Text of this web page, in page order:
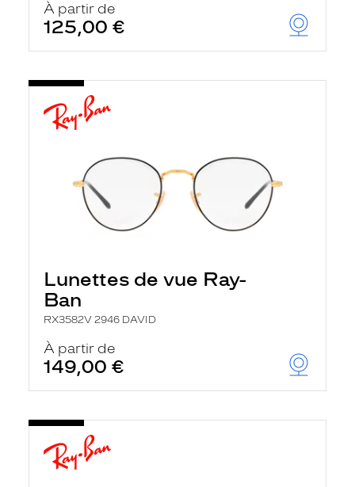
À partir de
125,00 €
Lunettes de vue Ray-
Ban
RX3582V 2946 DAVID
À partir de
149,00 €